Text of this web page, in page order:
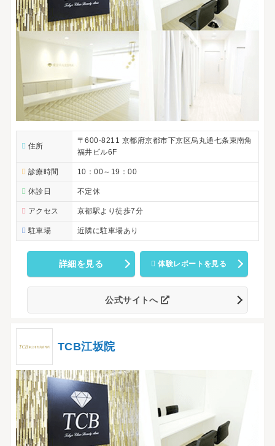
住所
〒600-8211 京都府京都市下京区烏丸通七条東南角
福井ビル6F
診療時間 10：00～19：00
休診日 不定休
アクセス 京都駅より徒歩7分
駐車場 近隣に駐車場あり
詳細を見る 体験レポートを見る
公式サイトへ
TCB江坂院